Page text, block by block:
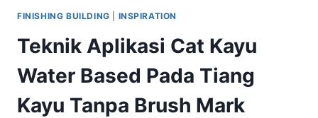
DENGAN
NATURAL
KAYU
AMAN
DAN
BERKUALITAS
FINISHING BUILDING INSPIRATION
Teknik Aplikasi Cat Kayu
Water Based Pada Tiang
Kayu Tanpa Brush Mark